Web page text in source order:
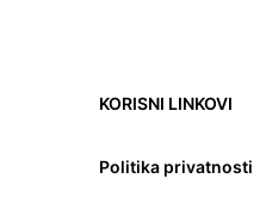
KORISNI LINKOVI
Politika privatnosti